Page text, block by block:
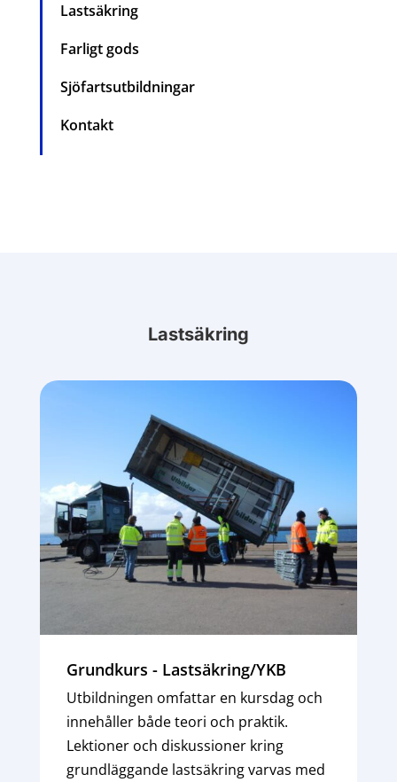
Lastsäkring
Farligt gods
Sjöfartsutbildningar
Kontakt
Lastsäkring
Grundkurs - Lastsäkring/YKB
Utbildningen omfattar en kursdag och
innehåller både teori och praktik.
Lektioner och diskussioner kring
grundläggande lastsäkring varvas med